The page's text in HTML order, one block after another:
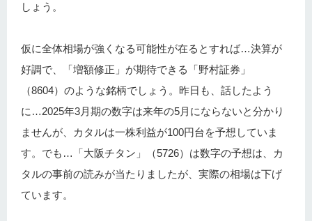
しょう。
仮に全体相場が強くなる可能性が在るとすれば…決算が
好調で、「増額修正」が期待できる「野村証券」
（8604）のような銘柄でしょう。昨日も、話したよう
に…2025年3月期の数字は来年の5月にならないと分かり
ませんが、カタルは一株利益が100円台を予想していま
す。でも…「大阪チタン」（5726）は数字の予想は、カ
タルの事前の読みが当たりましたが、実際の相場は下げ
ています。